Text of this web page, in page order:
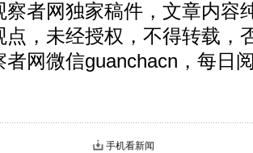
网独家稿件，文章内容
点，未经授权，不得转载，
者网微信guanchacn，每日
手机看新闻